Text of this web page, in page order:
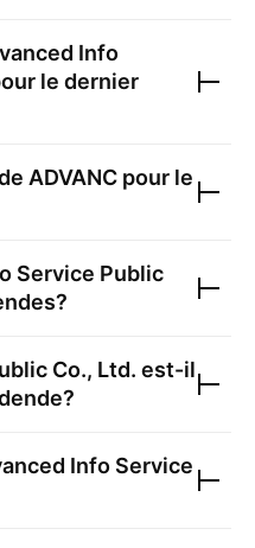
Info
le dernier
ADVANC pour le
Service Public
Co., Ltd. est-il
Info Service